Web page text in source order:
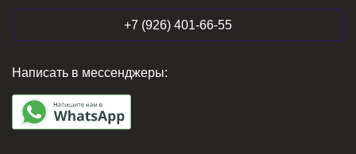
+7 (926) 401-66-55
Написать в мессенджеры: